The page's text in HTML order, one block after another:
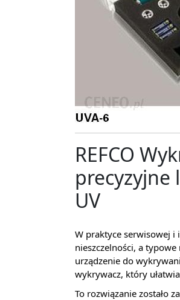
REFCO
precyzyjne
UV
W praktyce serwisowej i
nieszczelności, a
urządzenie do
wykrywacz, który
To rozwiązanie zostało